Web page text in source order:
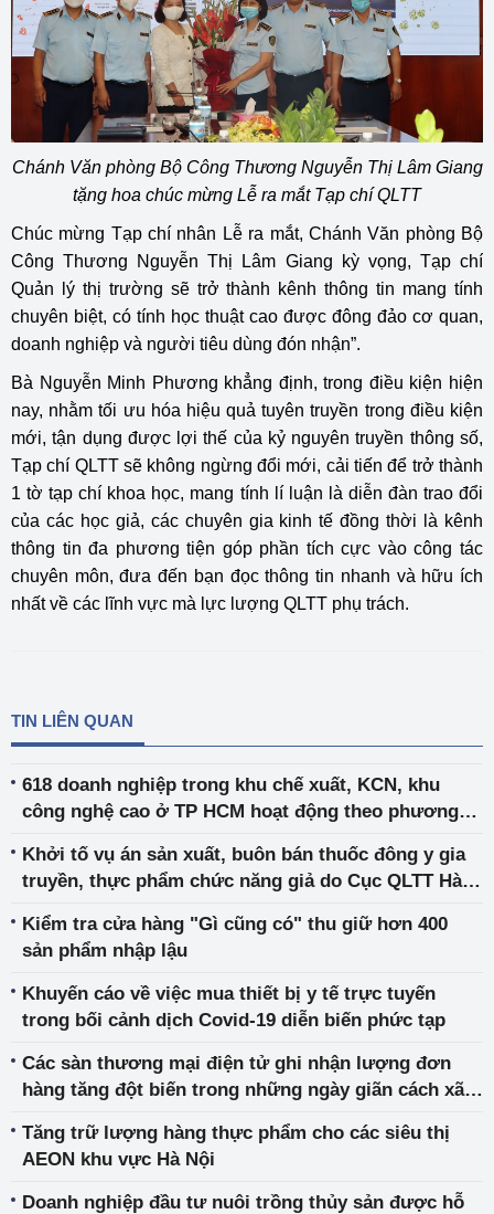
Chánh Văn phòng Bộ Công Thương Nguyễn Thị Lâm Giang
tặng hoa chúc mừng Lễ ra mắt Tạp chí QLTT
Chúc mừng Tạp chí nhân Lễ ra mắt, Chánh Văn phòng Bộ
Công Thương Nguyễn Thị Lâm Giang kỳ vọng, Tạp chí
Quản lý thị trường sẽ trở thành kênh thông tin mang tính
chuyên biệt, có tính học thuật cao được đông đảo cơ quan,
doanh nghiệp và người tiêu dùng đón nhận”.
Bà Nguyễn Minh Phương khẳng định, trong điều kiện hiện
nay, nhằm tối ưu hóa hiệu quả tuyên truyền trong điều kiện
mới, tận dụng được lợi thế của kỷ nguyên truyền thông số,
Tạp chí QLTT sẽ không ngừng đổi mới, cải tiến để trở thành
1 tờ tạp chí khoa học, mang tính lí luận là diễn đàn trao đổi
của các học giả, các chuyên gia kinh tế đồng thời là kênh
thông tin đa phương tiện góp phần tích cực vào công tác
chuyên môn, đưa đến bạn đọc thông tin nhanh và hữu ích
nhất về các lĩnh vực mà lực lượng QLTT phụ trách.
TIN LIÊN QUAN
618 doanh nghiệp trong khu chế xuất, KCN, khu
công nghệ cao ở TP HCM hoạt động theo phương
Khởi tố vụ án sản xuất, buôn bán thuốc đông y gia
truyền, thực phẩm chức năng giả do Cục QLTT Hà
Kiểm tra cửa hàng "Gì cũng có" thu giữ hơn 400
sản phẩm nhập lậu
Khuyến cáo về việc mua thiết bị y tế trực tuyến
trong bối cảnh dịch Covid-19 diễn biến phức tạp
Các sàn thương mại điện tử ghi nhận lượng đơn
hàng tăng đột biến trong những ngày giãn cách xã
Tăng trữ lượng hàng thực phẩm cho các siêu thị
AEON khu vực Hà Nội
Doanh nghiệp đầu tư nuôi trồng thủy sản được hỗ